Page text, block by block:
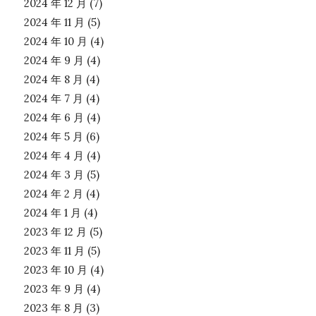
2024 年 12 月 (7)
2024 年 11 月 (5)
2024 年 10 月 (4)
2024 年 9 月 (4)
2024 年 8 月 (4)
2024 年 7 月 (4)
2024 年 6 月 (4)
2024 年 5 月 (6)
2024 年 4 月 (4)
2024 年 3 月 (5)
2024 年 2 月 (4)
2024 年 1 月 (4)
2023 年 12 月 (5)
2023 年 11 月 (5)
2023 年 10 月 (4)
2023 年 9 月 (4)
2023 年 8 月 (3)